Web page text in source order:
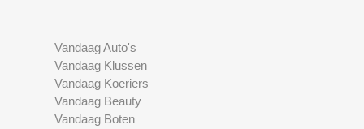
Vandaag Auto's
Vandaag Klussen
Vandaag Koeriers
Vandaag Beauty
Vandaag Boten